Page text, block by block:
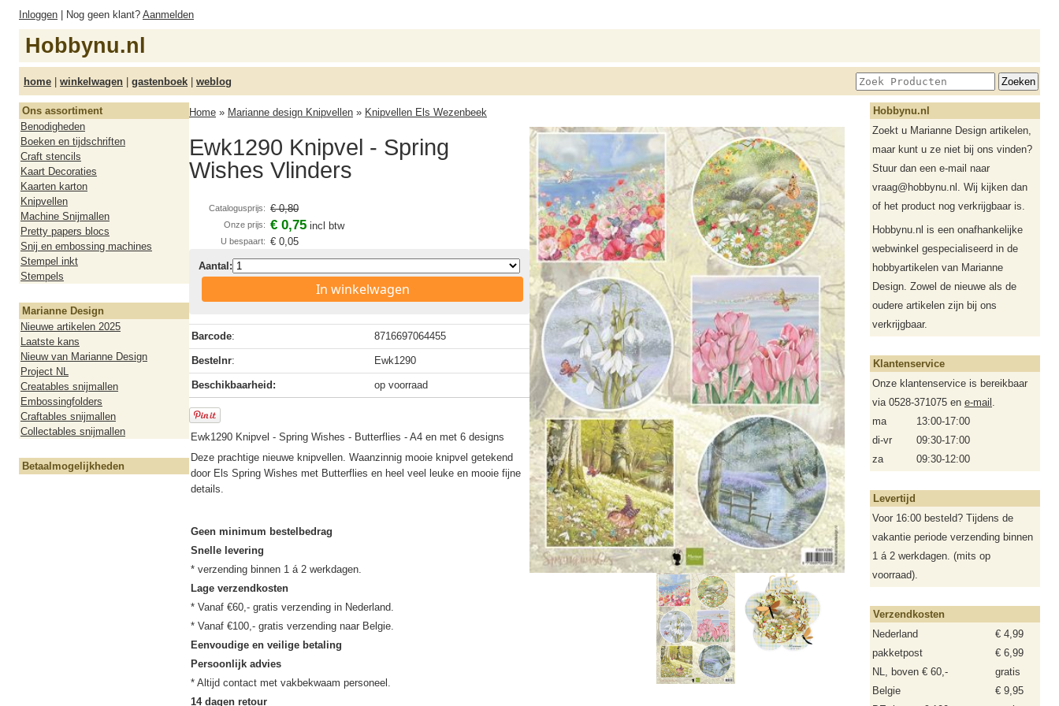
Inloggen | Nog geen klant? Aanmelden
Hobbynu.nl
home | winkelwagen | gastenboek | weblog
Ons assortiment
Benodigheden
Boeken en tijdschriften
Craft stencils
Kaart Decoraties
Kaarten karton
Knipvellen
Machine Snijmallen
Pretty papers blocs
Snij en embossing machines
Stempel inkt
Stempels
Marianne Design
Nieuwe artikelen 2025
Laatste kans
Nieuw van Marianne Design
Project NL
Creatables snijmallen
Embossingfolders
Craftables snijmallen
Collectables snijmallen
Betaalmogelijkheden
Home » Marianne design Knipvellen » Knipvellen Els Wezenbeek
Ewk1290 Knipvel - Spring
Wishes Vlinders
Catalogusprijs: € 0,80
Onze prijs: € 0,75 incl btw
U bespaart: € 0,05
Aantal:
In winkelwagen
Barcode: 8716697064455
Bestelnr: Ewk1290
Beschikbaarheid: op voorraad
Ewk1290 Knipvel - Spring Wishes - Butterflies - A4 en met 6 designs
Deze prachtige nieuwe knipvellen. Waanzinnig mooie knipvel getekend
door Els Spring Wishes met Butterflies en heel veel leuke en mooie fijne
details.
Geen minimum bestelbedrag
Snelle levering
Lage verzendkosten
* Vanaf €60,- gratis verzending in Nederland.
Eenvoudige en veilige betaling
Persoonlijk advies
14 dagen retour
Hobbynu.nl
Zoekt u Marianne Design artikelen,
maar kunt u ze niet bij ons vinden?
Stuur dan een e-mail naar
vraag@hobbynu.nl. Wij kijken dan
of het product nog verkrijgbaar is.
Hobbynu.nl is een onafhankelijke
webwinkel gespecialiseerd in de
hobbyartikelen van Marianne
Design. Zowel de nieuwe als de
oudere artikelen zijn bij ons
verkrijgbaar.
Klantenservice
Onze klantenservice is bereikbaar
via 0528-371075 en e-mail .
ma
13:00-17:00
di-vr
09:30-17:00
za
09:30-12:00
Levertijd
Voor 16:00 besteld? Tijdens de
vakantie periode verzending binnen
1 á 2 werkdagen. (mits op
voorraad).
Verzendkosten
Nederland
€ 4,99
pakketpost
€ 6,99
NL, boven € 60,-
gratis
Belgie
€ 9,95